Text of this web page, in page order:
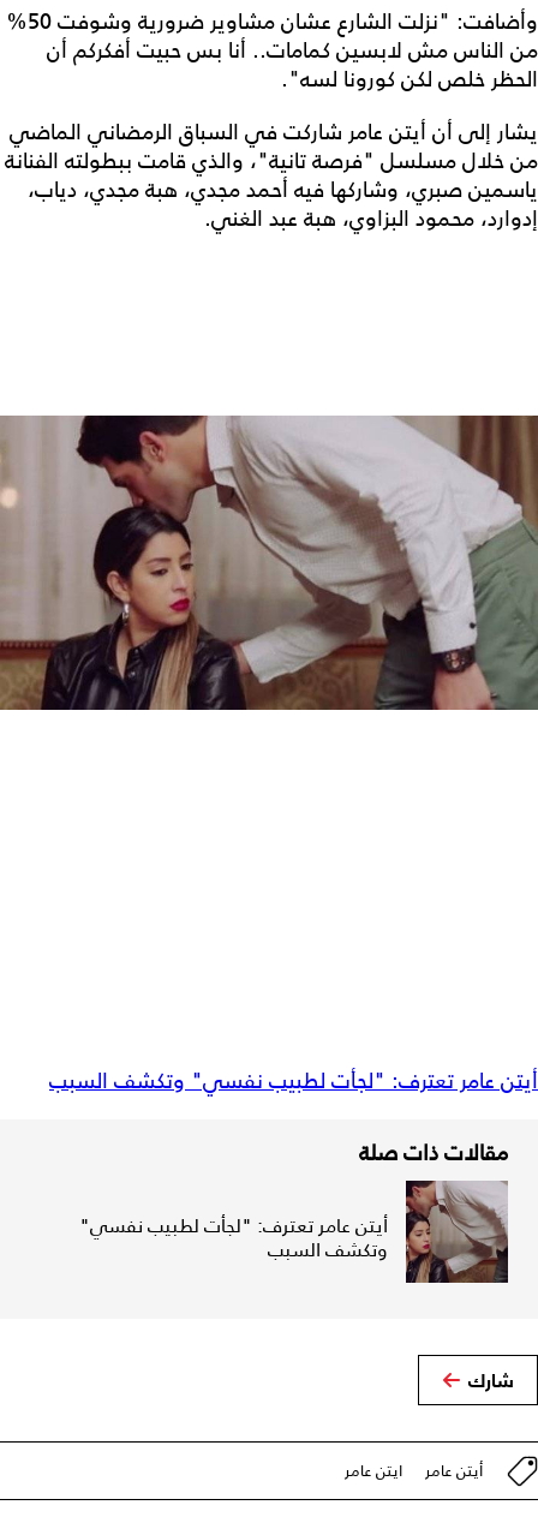
وأضافت: "نزلت الشارع عشان مشاوير ضرورية وشوفت 50%
من الناس مش لابسين كمامات.. أنا بس حبيت أفكركم أن
الحظر خلص لكن كورونا لسه".
يشار إلى أن أيتن عامر شاركت في السباق الرمضاني الماضي
من خلال مسلسل "فرصة تانية"، والذي قامت ببطولته الفنانة
ياسمين صبري، وشاركها فيه أحمد مجدي، هبة مجدي، دياب،
إدوارد، محمود البزاوي، هبة عبد الغني.
أيتن عامر تعترف: "لجأت لطبيب نفسي" وتكشف السبب
مقالات ذات صلة
أيتن عامر تعترف: "لجأت لطبيب نفسي"
وتكشف السبب
شارك
أيتن عامر ايتن عامر